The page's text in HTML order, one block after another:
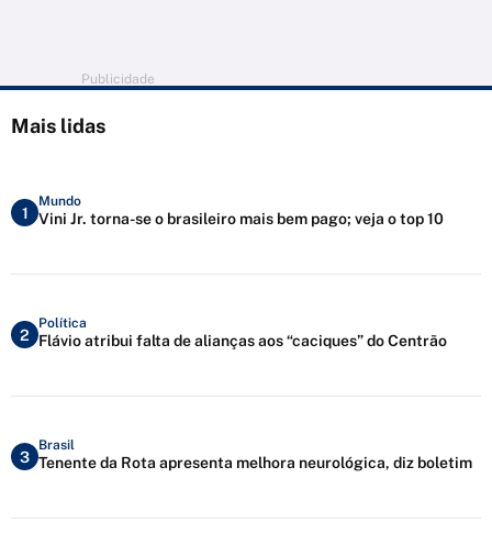
Publicidade
Mais lidas
1
Mundo
Vini Jr. torna-se o brasileiro mais bem pago; veja o top 10
2
Política
Flávio atribui falta de alianças aos “caciques” do Centrão
3
Brasil
Tenente da Rota apresenta melhora neurológica, diz boletim